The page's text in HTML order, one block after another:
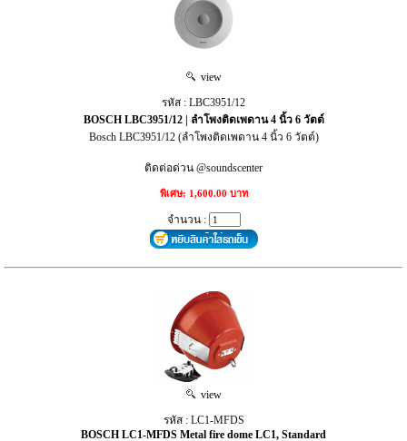
view
รหัส : LBC3951/12
BOSCH LBC3951/12 | ลำโพงติดเพดาน 4 นิ้ว 6 วัตต์
Bosch LBC3951/12 (ลำโพงติดเพดาน 4 นิ้ว 6 วัตต์)
ติดต่อด่วน @soundscenter
พิเศษ: 1,600.00 บาท
จำนวน :
view
รหัส : LC1-MFDS
BOSCH LC1-MFDS Metal fire dome LC1, Standard